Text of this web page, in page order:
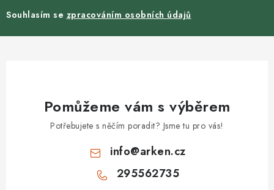
Souhlasím se zpracováním osobních údajů
Pomůžeme vám s výběrem
Potřebujete s něčím poradit? Jsme tu pro vás!
info@arken.cz
295562735